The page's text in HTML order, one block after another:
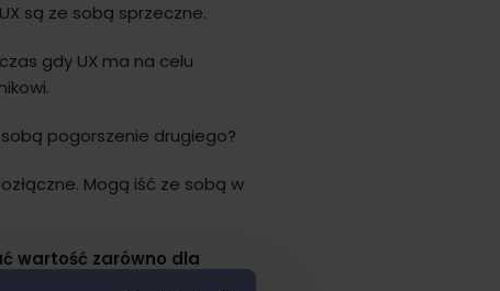
są ze sobą sprzeczne.
gdy UX ma na celu
pogorszenie drugiego?
Mogą iść ze sobą w
wartość zarówno dla